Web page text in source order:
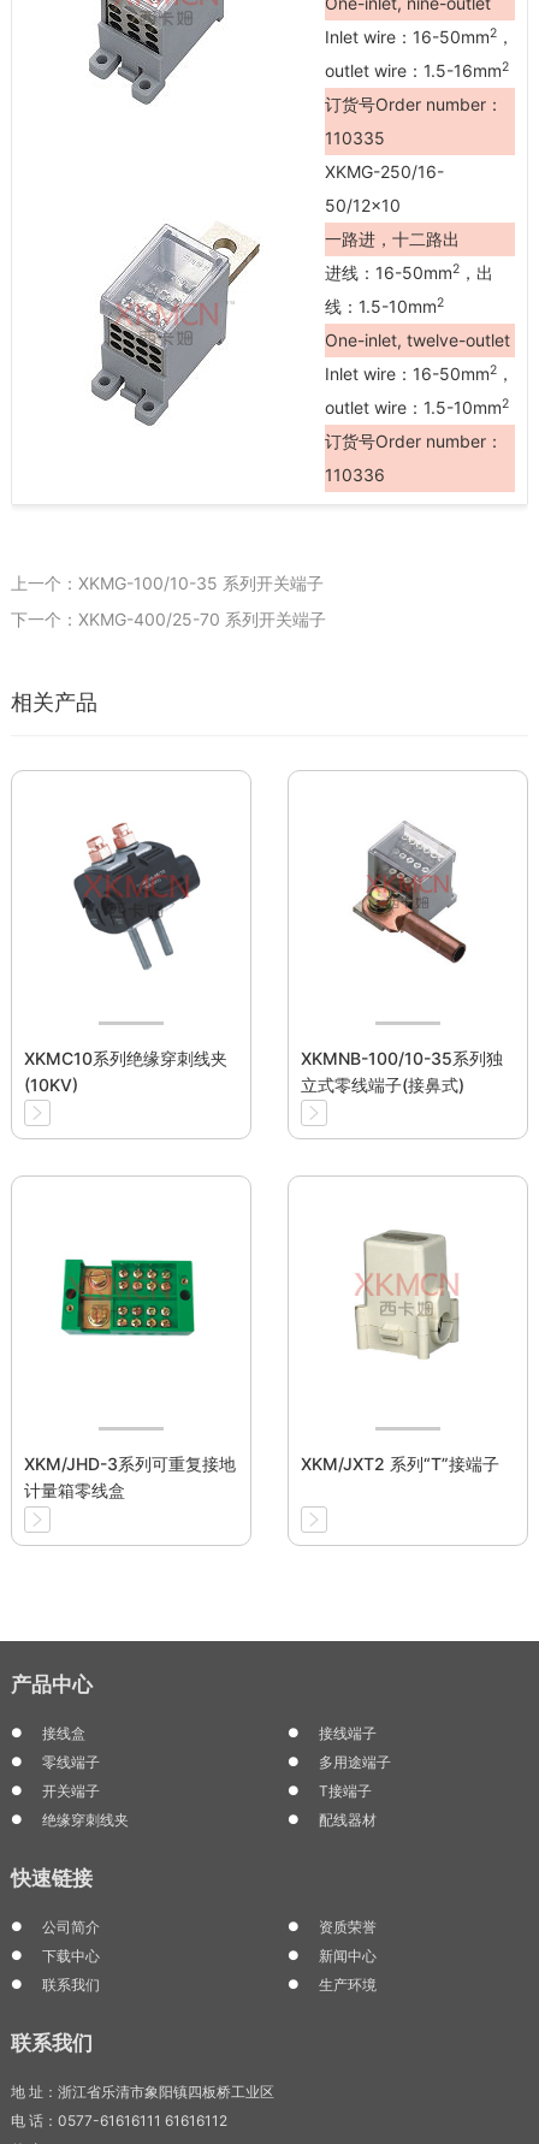
Inlet wire：16-50mm2，
outlet wire：1.5-16mm2
订货号Order number：
110335
XKMG-250/16-
50/12×10
一路进，十二路出
进线：16-50mm2，出
线：1.5-10mm2
One-inlet, twelve-outlet
Inlet wire：16-50mm2，
outlet wire：1.5-10mm2
订货号Order number：
110336
上一个：XKMG-100/10-35 系列开关端子
下一个：XKMG-400/25-70 系列开关端子
相关产品
XKMC10系列绝缘穿刺线夹
(10KV)
XKMNB-100/10-35系列独
立式零线端子(接鼻式)
XKM/JHD-3系列可重复接地
计量箱零线盒
XKM/JXT2 系列“T”接端子
产品中心
接线盒
接线端子
零线端子
多用途端子
开关端子
T接端子
绝缘穿刺线夹
配线器材
快速链接
公司简介
资质荣誉
下载中心
新闻中心
联系我们
生产环境
联系我们
地 址：浙江省乐清市象阳镇四板桥工业区
电 话：0577-61616111 61616112